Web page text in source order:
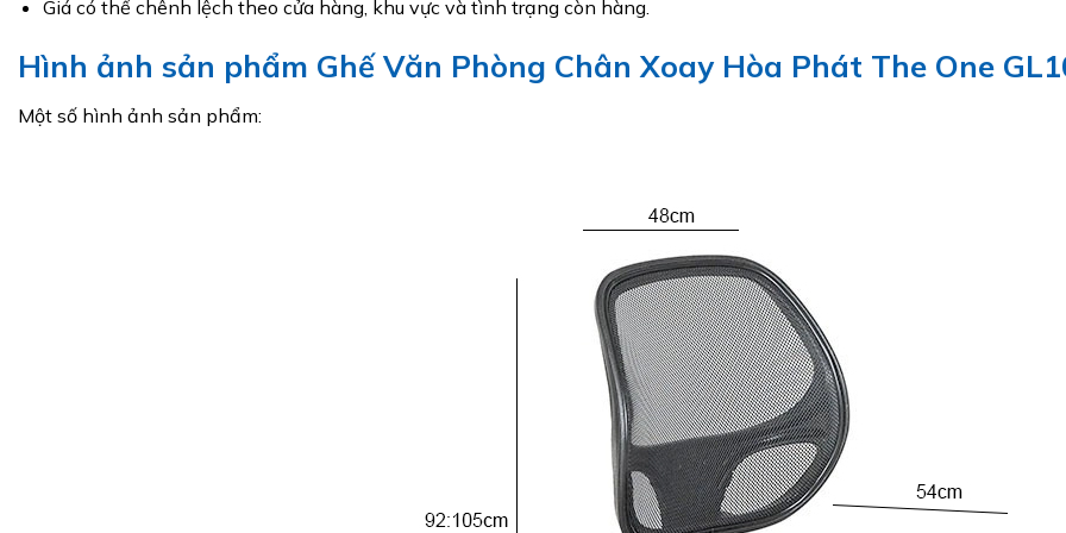
Giá có thể chênh lệch theo cửa hàng, khu vực và tình trạng còn hàng.
Hình ảnh sản phẩm Ghế Văn Phòng Chân Xoay Hòa Phát The One
Một số hình ảnh sản phẩm: